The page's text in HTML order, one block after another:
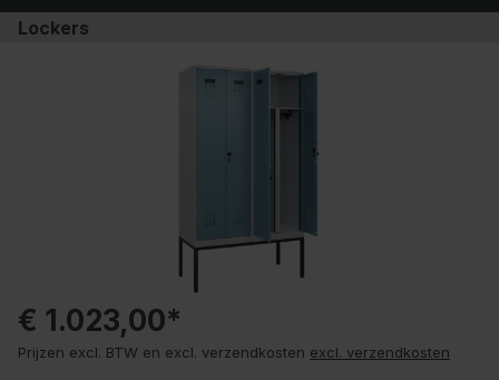
Lockers
€ 1.023,00*
Prijzen excl. BTW en excl. verzendkosten excl. verzendkosten